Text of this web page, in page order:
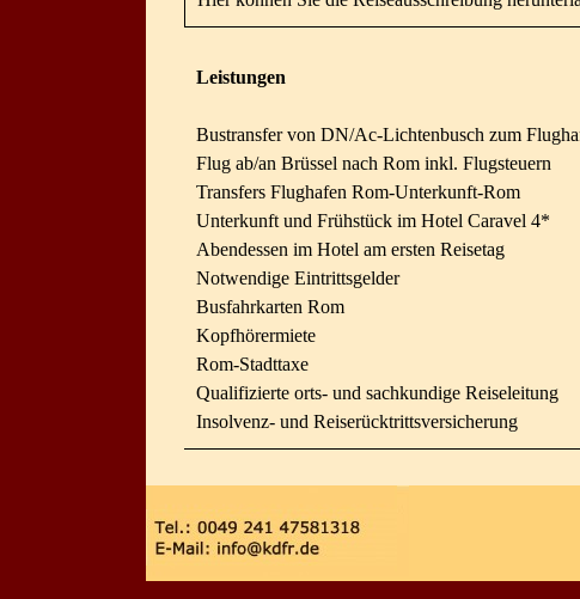
Leistungen
Bustransfer von DN/Ac-Lichtenbusch zum
Flug ab/an Brüssel nach Rom inkl. Flugsteuern
Transfers Flughafen Rom-Unterkunft-Rom
Unter­kunft und Frühstück im Hotel Caravel 4*
Abendessen im Hotel am ersten Reisetag
Notwendige Eintrittsgelder
Busfahrkarten Rom
Kopfhörermiete
Rom-Stadttaxe
Quali­fi­zierte orts- und sachkundige Reise­lei­tung
Inso­l­venz- und Reise­­rück­tritts­­ver­siche­­rung